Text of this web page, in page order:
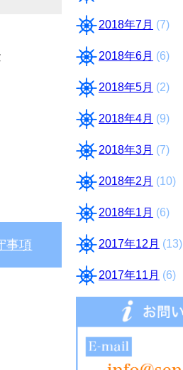
事項
2018年7月 (7)
2018年6月 (6)
2018年5月 (2)
2018年4月 (9)
2018年3月 (7)
2018年2月 (10)
2018年1月 (6)
2017年12月 (13)
2017年11月 (6)